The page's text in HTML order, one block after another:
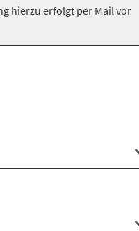
hierzu erfolgt per Mail vor